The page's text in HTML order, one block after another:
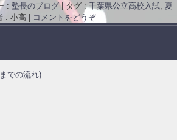
: 塾長のブログ | タグ :千葉県公立高校入試 夏
: 小高 | コメントをどうぞ
での流れ)